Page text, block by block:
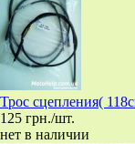
Трос сцепления(
125 грн./шт.
нет в наличии